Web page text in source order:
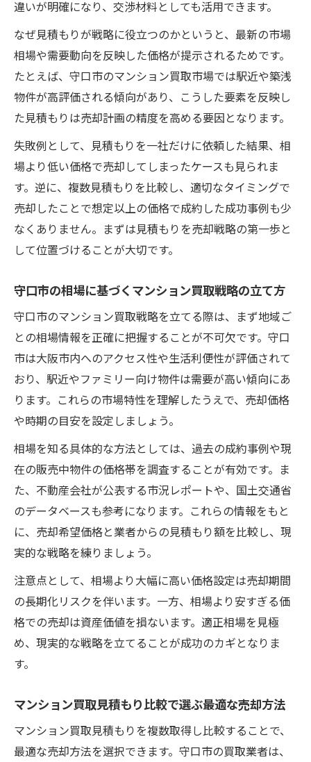
違いが明確になり、交渉材料としても活用できます。
なぜ見積もりが戦略に役立つのかというと、最新の市場
相場や需要動向を反映した価格が提示されるためです。
たとえば、守口市のマンション買取市場では駅近や築浅
物件が高評価される傾向があり、こうした要素を反映し
た見積もりは売却計画の精度を高める要因となります。
失敗例として、見積もりを一社だけに依頼した結果、相
場より低い価格で売却してしまったケースも見られま
す。逆に、複数見積もりを比較し、適切なタイミングで
売却したことで想定以上の価格で成約した成功事例も少
なくありません。まずは見積もりを売却戦略の第一歩と
して位置づけることが大切です。
守口市の相場に基づくマンション買取戦略の立て方
守口市のマンション買取戦略を立てる際は、まず地域ご
との相場情報を正確に把握することが不可欠です。守口
市は大阪市内へのアクセス性や生活利便性が評価されて
おり、駅近やファミリー向け物件は需要が高い傾向にあ
ります。これらの市場特性を理解したうえで、売却価格
や時期の目安を設定しましょう。
相場を知る具体的な方法としては、過去の成約事例や現
在の販売中物件の価格帯を調査することが有効です。ま
た、不動産会社が公表する市況レポートや、国土交通省
のデータベースも参考になります。これらの情報をもと
に、売却希望価格と業者からの見積もり額を比較し、現
実的な戦略を練りましょう。
注意点として、相場より大幅に高い価格設定は売却期間
の長期化リスクを伴います。一方、相場より安すぎる価
格での売却は資産価値を損ないます。適正相場を見極
め、現実的な戦略を立てることが成功のカギとなりま
す。
マンション買取見積もり比較で選ぶ最適な売却方法
マンション買取見積もりを複数取得し比較することで、
最適な売却方法を選択できます。守口市の買取業者は、